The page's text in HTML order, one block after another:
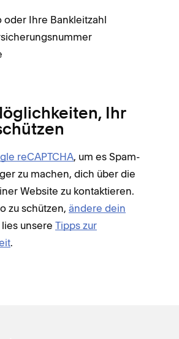
oder Ihre Bankleitzahl
Ihr
reCAPTCHA, um es Spam-
zu machen, dich über die
Website zu kontaktieren.
zu schützen, ändere dein
unsere Tipps zur
.